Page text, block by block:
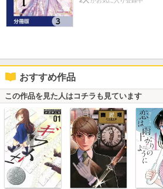
おすすめ作品
この作品を見た人はコチラも見ています